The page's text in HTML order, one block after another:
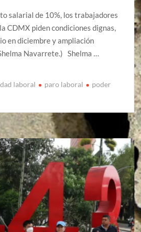
salarial de 10%, los trabajadores
CDMX piden condiciones dignas,
en diciembre y ampliación
Navarrete.) Shelma …
laboral paro laboral
poder